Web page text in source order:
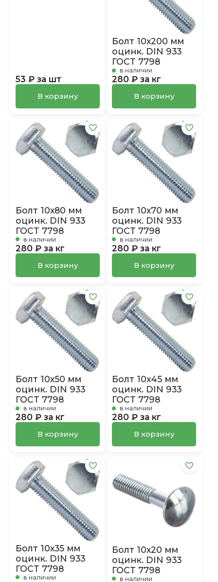
53 ₽ за шт
В корзину
Болт 10х200 мм
оцинк. DIN 933
ГОСТ 7798
в наличии
280 ₽ за кг
В корзину
Болт 10х80 мм
оцинк. DIN 933
ГОСТ 7798
в наличии
280 ₽ за кг
В корзину
Болт 10х70 мм
оцинк. DIN 933
ГОСТ 7798
в наличии
280 ₽ за кг
В корзину
Болт 10х50 мм
оцинк. DIN 933
ГОСТ 7798
в наличии
280 ₽ за кг
В корзину
Болт 10х45 мм
оцинк. DIN 933
ГОСТ 7798
в наличии
280 ₽ за кг
В корзину
Болт 10х35 мм
оцинк. DIN 933
ГОСТ 7798
в наличии
Болт 10х20 мм
оцинк. DIN 933
ГОСТ 7798
в наличии